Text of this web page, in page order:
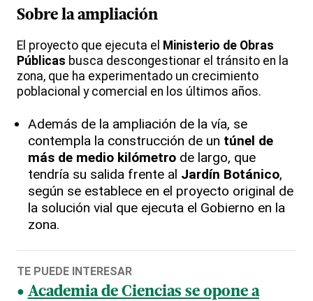
Sobre la ampliación
El proyecto que ejecuta el Ministerio de Obras
Públicas busca descongestionar el tránsito en la
zona, que ha experimentado un crecimiento
poblacional y comercial en los últimos años.
Además de la ampliación de la vía, se
contempla la construcción de un túnel de
más de medio kilómetro de largo, que
tendría su salida frente al Jardín Botánico,
según se establece en el proyecto original de
la solución vial que ejecuta el Gobierno en la
zona.
TE PUEDE INTERESAR
Academia de Ciencias se opone a